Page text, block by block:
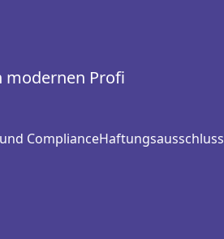
Profi
ComplianceHaftungsausschluss